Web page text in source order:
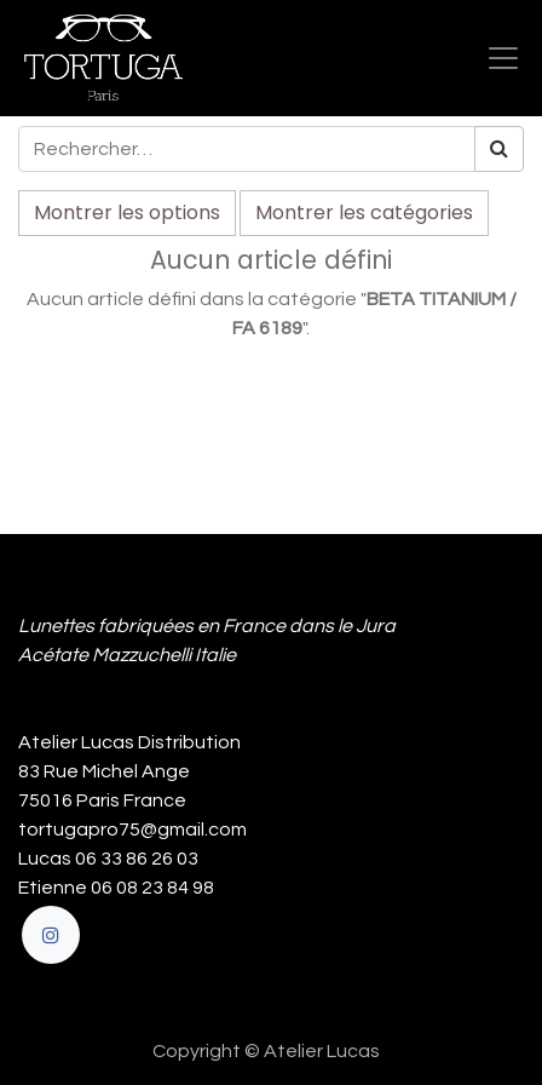
Montrer les options Montrer les catégories
Aucun article défini
Aucun article défini dans la catégorie "BETA TITANIUM /
FA 6189".
Lunettes fabriquées en France dans le Jura
Acétate Mazzuchelli Italie
Atelier Lucas Distribution
83 Rue Michel Ange
75016 Paris France
tortugapro75@gmail.com
Lucas 06 33 86 26 03
Etienne 06 08 23 84 98
Copyright © Atelier Lucas